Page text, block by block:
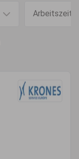
Arbeitszeit